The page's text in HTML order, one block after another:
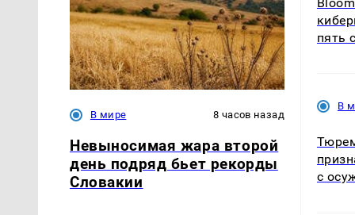
В мире 8 часов назад
Невыносимая жара второй
день подряд бьет рекорды
Словакии
пять
В
с